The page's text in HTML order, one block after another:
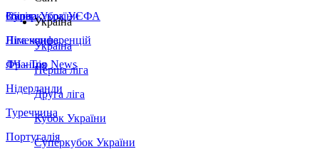
Збірна України
Італія
Німеччина
Франція
Нідерланди
Туреччина
Португалія
Суперкубок УЄФА
Ліга конференцій
ЛЧ - Top News
Україна
Україна
Перша ліга
Друга ліга
Кубок України
Суперкубок України